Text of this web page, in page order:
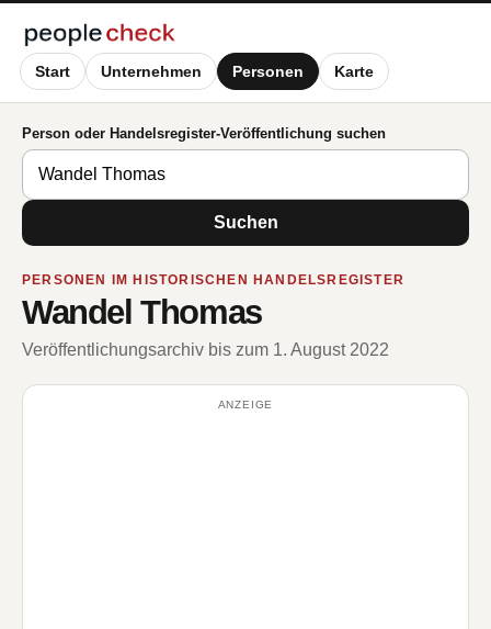
Start Unternehmen Personen Karte
Person oder Handelsregister-Veröffentlichung suchen
Suchen
PERSONEN IM HISTORISCHEN HANDELSREGISTER
Wandel Thomas
Veröffentlichungsarchiv bis zum 1. August 2022
ANZEIGE